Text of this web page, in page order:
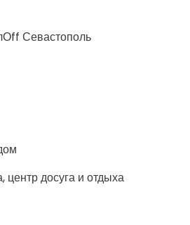
Севастополь
центр досуга и отдыха